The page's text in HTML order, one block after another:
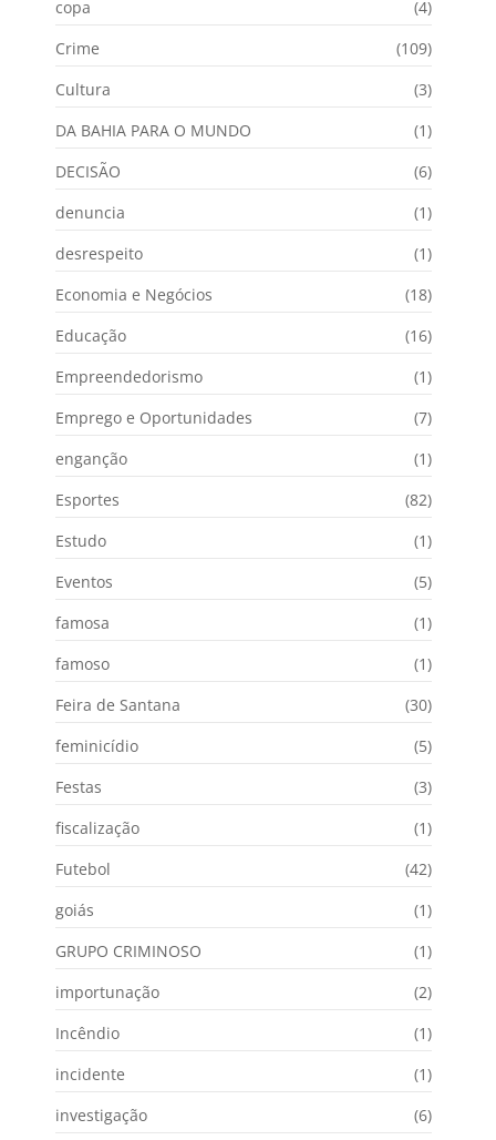
copa
(4)
Crime
(109)
Cultura
(3)
DA BAHIA PARA O MUNDO
(1)
DECISÃO
(6)
denuncia
(1)
desrespeito
(1)
Economia e Negócios
(18)
Educação
(16)
Empreendedorismo
(1)
Emprego e Oportunidades
(7)
enganção
(1)
Esportes
(82)
Estudo
(1)
Eventos
(5)
famosa
(1)
famoso
(1)
Feira de Santana
(30)
feminicídio
(5)
Festas
(3)
fiscalização
(1)
Futebol
(42)
goiás
(1)
GRUPO CRIMINOSO
(1)
importunação
(2)
Incêndio
(1)
incidente
(1)
investigação
(6)